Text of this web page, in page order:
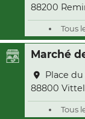
88200
Tous
Marché
Place
88800 Vittel
Tous